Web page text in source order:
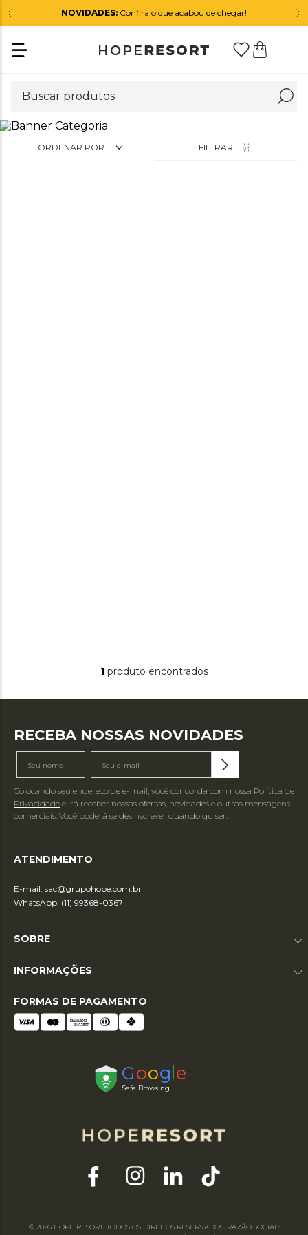
NOVIDADES: Confira o que acabou de chegar!
ORDENAR POR FILTRAR
1 produto
RECEBA NOSSAS NOVIDADES
Colocando seu endereço de e-mail, você concorda com nossa Política de
Privacidade e irá receber nossas ofertas, novidades e outras mensagens
comerciais. Você poderá se desinscrever quando quiser.
ATENDIMENTO
E-mail: sac@grupohope.com.br
WhatsApp: (11) 99368-0367
SOBRE
INFORMAÇÕES
FORMAS DE PAGAMENTO
© 2026 HOPE RESORT. TODOS OS DIREITOS RESERVADOS. RAZÃO SOCIAL: